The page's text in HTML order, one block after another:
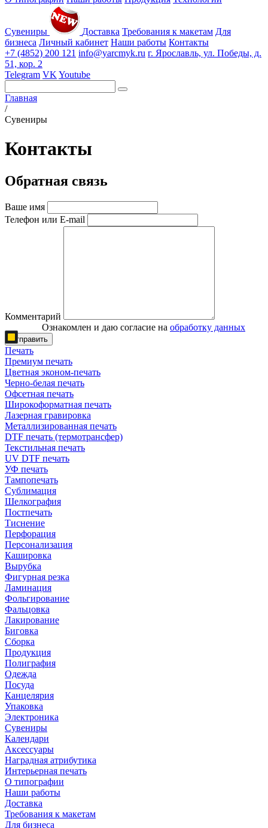
Сувениры Доставка Требования к макетам Для
бизнеса Личный кабинет Наши работы Контакты
+7 (4852) 200 121 info@yarcmyk.ru г. Ярославль, ул. Победы, д.
51, кор. 2
Telegram VK Youtube
Главная
/
Сувениры
Контакты
Обратная связь
Ваше имя
Телефон или E-mail
Комментарий
Ознакомлен и даю согласие на обработку данных
Отправить
Печать
Премиум печать
Цветная эконом-печать
Черно-белая печать
Офсетная печать
Широкоформатная печать
Лазерная гравировка
Металлизированная печать
DTF печать (термотрансфер)
Текстильная печать
UV DTF печать
УФ печать
Тампопечать
Сублимация
Шелкография
Постпечать
Тиснение
Перфорация
Персонализация
Кашировка
Вырубка
Фигурная резка
Ламинация
Фольгирование
Фальцовка
Лакирование
Биговка
Сборка
Продукция
Полиграфия
Одежда
Посуда
Канцелярия
Упаковка
Электроника
Сувениры
Календари
Аксессуары
Наградная атрибутика
Интерьерная печать
О типографии
Наши работы
Доставка
Требования к макетам
Для бизнеса